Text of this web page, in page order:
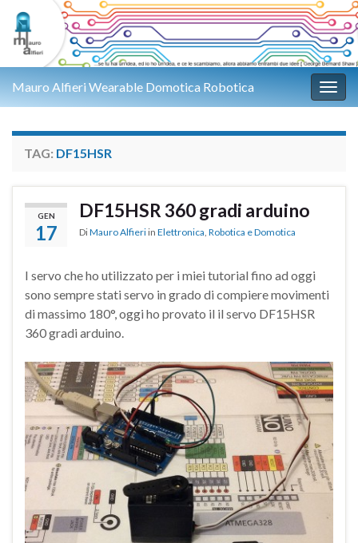
Mauro Alfieri Wearable Domotica Robotica
TAG: DF15HSR
GEN
17
DF15HSR 360 gradi arduino
DiMauro Alfieri in Elettronica, Robotica e Domotica
I servo che ho utilizzato per i miei tutorial fino ad oggi
sono sempre stati servo in grado di compiere movimenti
di massimo 180°, oggi ho provato il il servo DF15HSR
360 gradi arduino.